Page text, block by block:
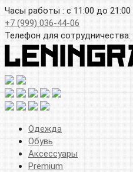
Часы работы : с 11:00 до 21:00
+7 (999) 036-44-06
Телефон для сотрудничества:
Одежда
Обувь
Аксессуары
Premium